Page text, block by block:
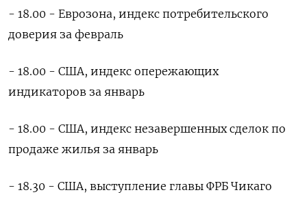
- 18.00 - Еврозона, индекс потребительского
доверия ​за февраль
- 18.00 - США, ⁠индекс опережающих
индикаторов за январь
- 18.00 - США, индекс незавершенных сделок по
продаже жилья за январь
- 18.30 - ‌США, выступление главы ФРБ Чикаго